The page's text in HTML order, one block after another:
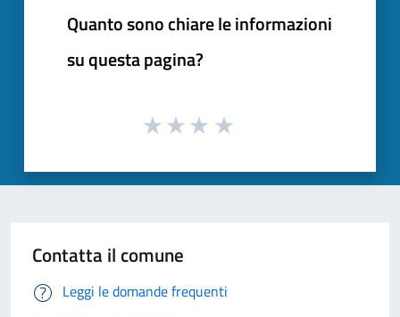
Quanto sono chiare le informazioni
su questa pagina?
Contatta il comune
Leggi le domande frequenti